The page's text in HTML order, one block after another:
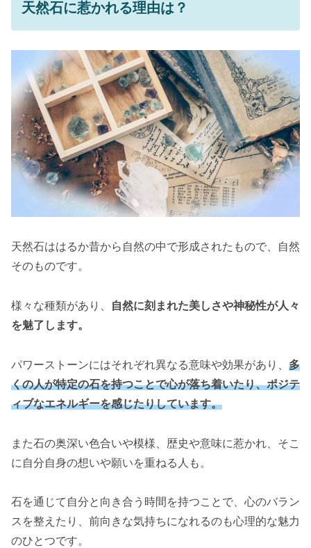
天然石に惹かれる理由は？
天然石ははるか昔から自然の中で形成されたもので、自然
そのものです。
様々な種類があり、
自然に刻まれた美しさや神秘性が人々
を魅了します。
パワーストーンにはそれぞれ異なる意味や効果があり、 多
くの人が特定の石を持つことで心が落ち着いたり、ポジテ
ィブなエネルギーを感じたりしています。
また石の奥深い色合いや模様、歴史や意味に惹かれ、そこ
に自分自身の想いや願いを重ねる人も。
石を通じて自分と向き合う時間を持つことで、心のバラン
スを整えたり、前向きな気持ちになれるのも心理的な魅力
のひとつです。